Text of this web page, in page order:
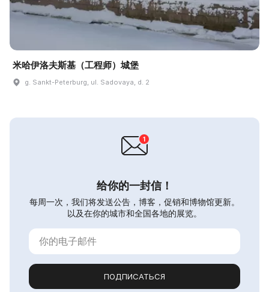
米哈伊洛夫斯基（工程师）城堡
g. Sankt-Peterburg, ul. Sadovaya, d. 2
给你的一封信！
每周一次，我们将发送公告，博客，促销和博物馆更新。
以及在你的城市和全国各地的展览。
ПОДПИСАТЬСЯ